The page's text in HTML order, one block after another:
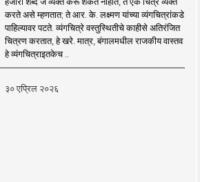
करते असे म्हणतात; ते आर. के. लक्ष्मण यांच्या व्यंगचित्रांकडे
पाहिल्यावर पटते. व्यंगचित्रे वस्तुस्थितीचे काहीसे अतिरंजित
चित्रण करतात, हे खरे. मात्र, बंगालमधील राजकीय वास्तव
हे व्यंगचित्राइतकेच ..
३० एप्रिल २०२६